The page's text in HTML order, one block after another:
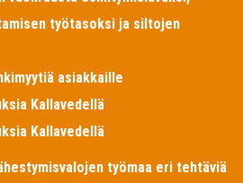
työtasoksi ja siltojen
asiakkaille
Kallavedellä
Kallavedellä
työmaa eri tehtäviä